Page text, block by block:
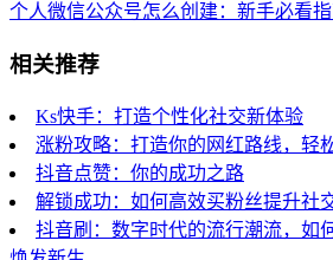
个人微信公众号怎么创建：新手必看
相关推荐
Ks快手：打造个性化社交新体验
涨粉攻略：打造你的网红路线，轻
抖音点赞：你的成功之路
解锁成功：如何高效买粉丝提升社
抖音刷：数字时代的流行潮流，如